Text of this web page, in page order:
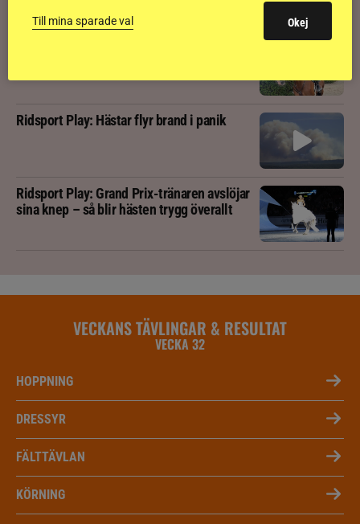
Ridsport Play: Hästar flyr brand i panik
Ridsport Play: Grand Prix-tränaren avslöjar
sina knep – så blir hästen trygg överallt
VECKANS TÄVLINGAR & RESULTAT
VECKA 32
HOPPNING
DRESSYR
FÄLTTÄVLAN
KÖRNING
Till mina sparade val Okej